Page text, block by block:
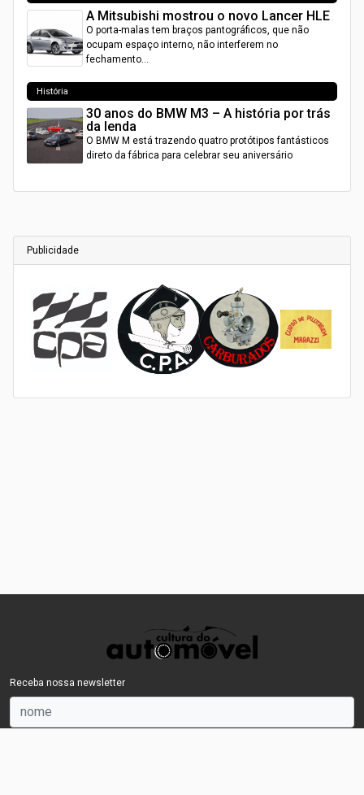
A Mitsubishi mostrou o novo Lancer HLE
O porta-malas tem braços pantográficos, que não
ocupam espaço interno, não interferem no
fechamento…
História
30 anos do BMW M3 – A história por trás
da lenda
O BMW M está trazendo quatro protótipos fantásticos
direto da fábrica para celebrar seu aniversário
Publicidade
Receba nossa newsletter